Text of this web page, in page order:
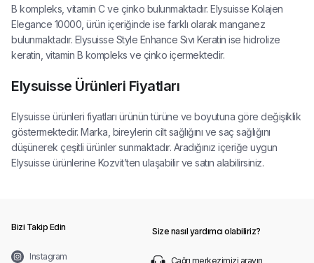
B kompleks, vitamin C ve çinko bulunmaktadır. Elysuisse Kolajen
Elegance 10000, ürün içeriğinde ise farklı olarak manganez
bulunmaktadır. Elysuisse Style Enhance Sıvı Keratin ise hidrolize
keratin, vitamin B kompleks ve çinko içermektedir.
Elysuisse Ürünleri Fiyatları
Elysuisse ürünleri fiyatları ürünün türüne ve boyutuna göre değişiklik
göstermektedir. Marka, bireylerin cilt sağlığını ve saç sağlığını
düşünerek çeşitli ürünler sunmaktadır. Aradığınız içeriğe uygun
Elysuisse ürünlerine Kozvit’ten ulaşabilir ve satın alabilirsiniz.
Bizi Takip Edin
Instagram
Size nasıl yardımcı olabiliriz?
Çağrı merkezimizi arayın